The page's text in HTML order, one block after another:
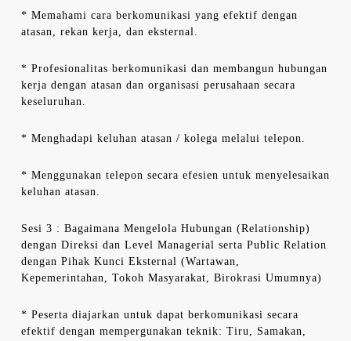
* Memahami cara berkomunikasi yang efektif dengan
atasan, rekan kerja, dan eksternal.
* Profesionalitas berkomunikasi dan membangun hubungan
kerja dengan atasan dan organisasi perusahaan secara
keseluruhan.
* Menghadapi keluhan atasan / kolega melalui telepon.
* Menggunakan telepon secara efesien untuk menyelesaikan
keluhan atasan.
Sesi 3 : Bagaimana Mengelola Hubungan (Relationship)
dengan Direksi dan Level Managerial serta Public Relation
dengan Pihak Kunci Eksternal (Wartawan,
Kepemerintahan, Tokoh Masyarakat, Birokrasi Umumnya)
* Peserta diajarkan untuk dapat berkomunikasi secara
efektif dengan mempergunakan teknik: Tiru, Samakan,